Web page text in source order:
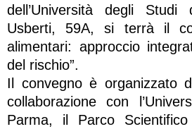
dell’Università degli
Usberti, 59A, si terrà il
alimentari: approccio
del rischio”.
Il convegno è organizzato
collaborazione con
Parma, il Parco